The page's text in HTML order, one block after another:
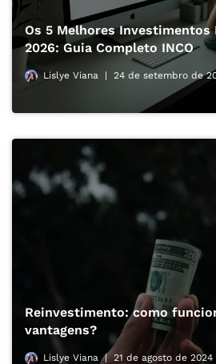
Os 5 Melhores Investimentos
2026: Guia Completo INCO
Lislye Viana 24 de setembro de
Reinvestimento: como
vantagens?
Lislye Viana 21 de agosto de 2024